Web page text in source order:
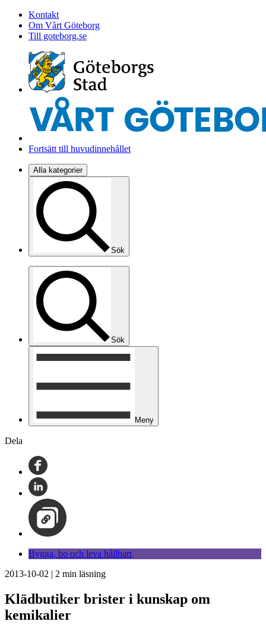
Kontakt
Om Vårt Göteborg
Till goteborg.se
Fortsätt till huvudinnehållet
Alla kategorier
Sök
Sök
Meny
Dela
Bygga, bo och leva hållbart
2013-10-02 | 2 min läsning
Klädbutiker brister i kunskap om
kemikalier